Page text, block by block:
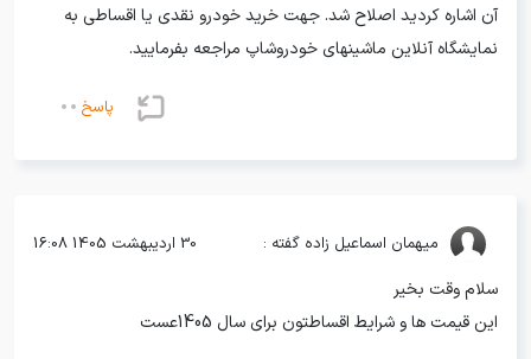
آن اشاره کردید اصلاح شد. جهت خرید خودرو نقدی یا اقساطی به
نمایشگاه آنلاین ماشینهای خودروشاپ مراجعه بفرمایید.
پاسخ
میهمان اسماعیل زاده گفته : 30 اردیبهشت 1405 16:08
سلام وقت بخیر
این قیمت ها و شرایط اقساطتون برای سال 1405عست